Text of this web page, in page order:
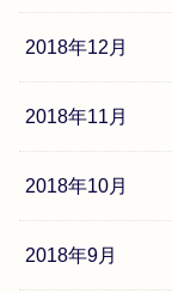
2018年12月
2018年11月
2018年10月
2018年9月